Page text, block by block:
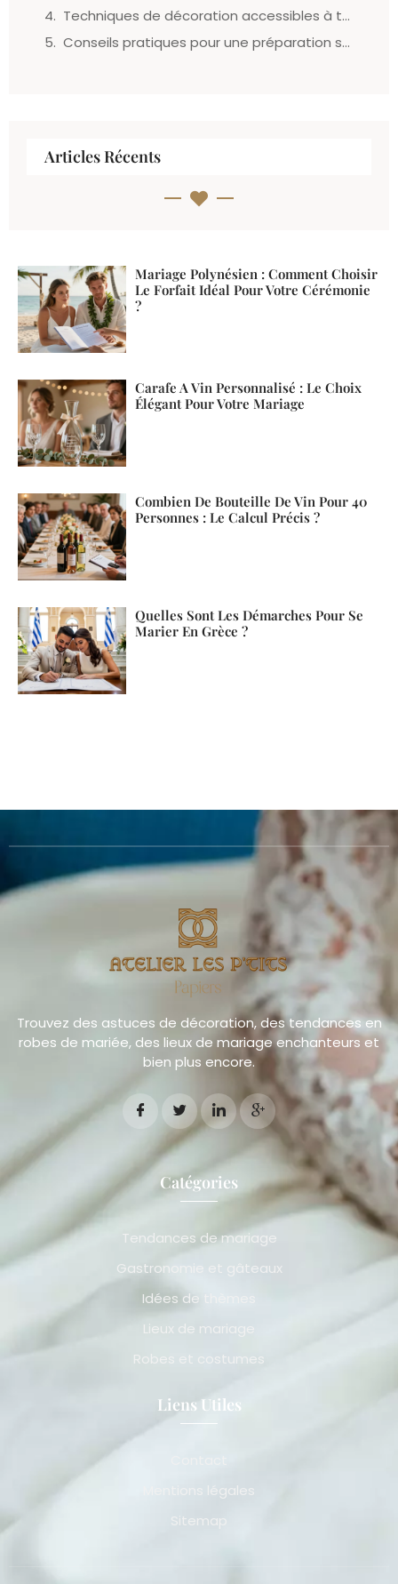
Techniques de décoration accessibles à tous
Conseils pratiques pour une préparation sans stress
Articles Récents
Mariage Polynésien : Comment Choisir
Le Forfait Idéal Pour Votre Cérémonie
?
Carafe A Vin Personnalisé : Le Choix
Élégant Pour Votre Mariage
Combien De Bouteille De Vin Pour 40
Personnes : Le Calcul Précis ?
Quelles Sont Les Démarches Pour Se
Marier En Grèce ?
Trouvez des astuces de décoration, des tendances en
robes de mariée, des lieux de mariage enchanteurs et
bien plus encore.
Catégories
Tendances de mariage
Gastronomie et gâteaux
Idées de thèmes
Lieux de mariage
Robes et costumes
Liens Utiles
Mentions légales
Sitemap